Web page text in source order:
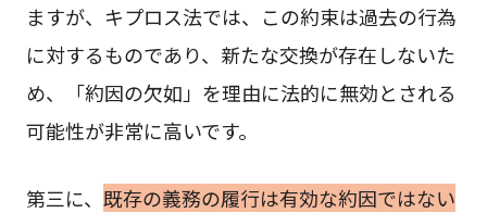
ますが、キプロス法では、この約束は過去の行為
に対するものであり、新たな交換が存在しないた
め、「約因の欠如」を理由に法的に無効とされる
可能性が非常に高いです。
第三に、 既存の義務の履行は有効な約因ではない